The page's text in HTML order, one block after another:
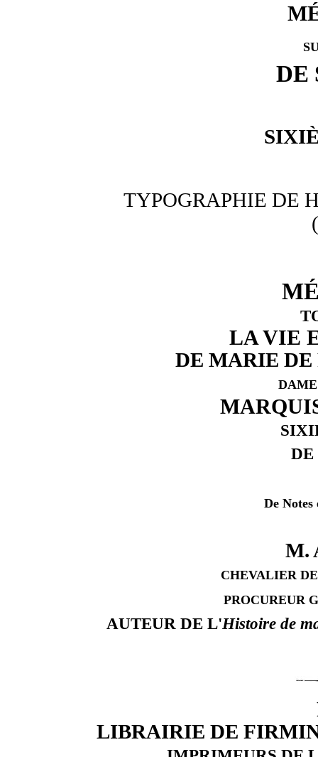
DE
TYPOGRAPHIE DE
LA VIE
DE MARIE
DE
De
M.
CHEVALIER
PROCUREUR
AUTEUR DE L'Histoire de
LIBRAIRIE DE